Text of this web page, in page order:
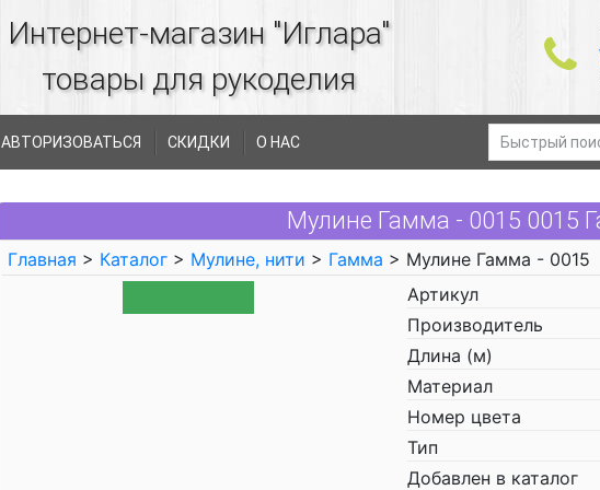
Интернет-магазин "Иглара"
товары для рукоделия
АВТОРИЗОВАТЬСЯ СКИДКИ О НАС
Мулине Гамма - 0015 0015
Главная > Каталог > Мулине, нити > Гамма > Мулине Гамма - 0015
Артикул
Производитель
Длина (м)
Материал
Номер цвета
Тип
Добавлен в каталог